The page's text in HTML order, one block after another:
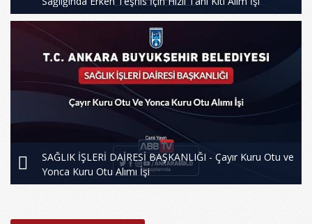
SAĞLIK İŞLERİ DAİRESİ BAŞKANLIĞI - Çayır Kuru Otu ve
Yonca Kuru Otu Alımı İşi